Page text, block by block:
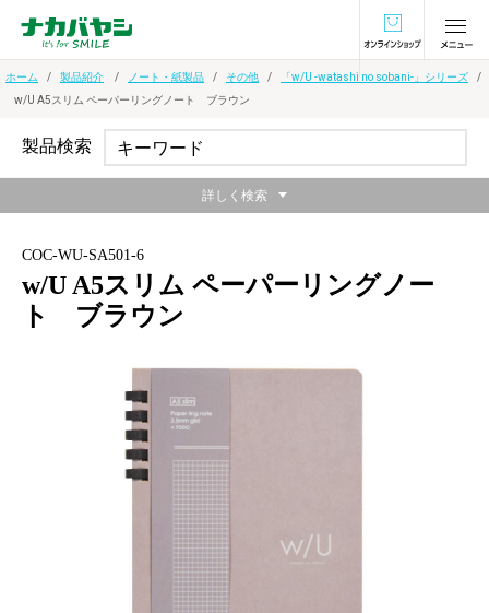
オンラインショ
ホーム 製品紹介 ノート・紙製品 その他
「w/U -watashi no sobani-」シリーズ
w/U A5スリム ペーパーリングノート ブラウン
COC-WU-SA501-6
w/U A5スリム ペーパーリングノー
ト ブラウン
がんばるあなたに寄り添う文房具
製品検索
詳しく検索